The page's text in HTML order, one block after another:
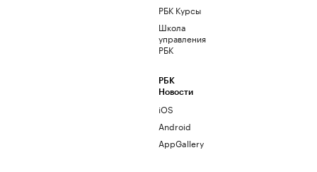
РБК Курсы
Школа
управления
РБК
РБК
Новости
iOS
Android
AppGallery